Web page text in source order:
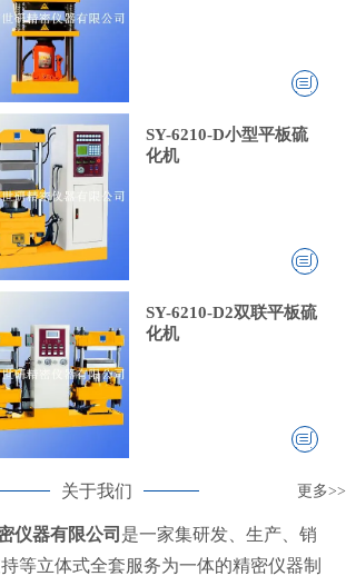
SY-6210-D小型平板硫
化机
SY-6210-D2双联平板硫
化机
关于我们 更多>>
仪器有限公司 是一家集研发、生产、销
等立体式全套服务为一体的精密仪器制